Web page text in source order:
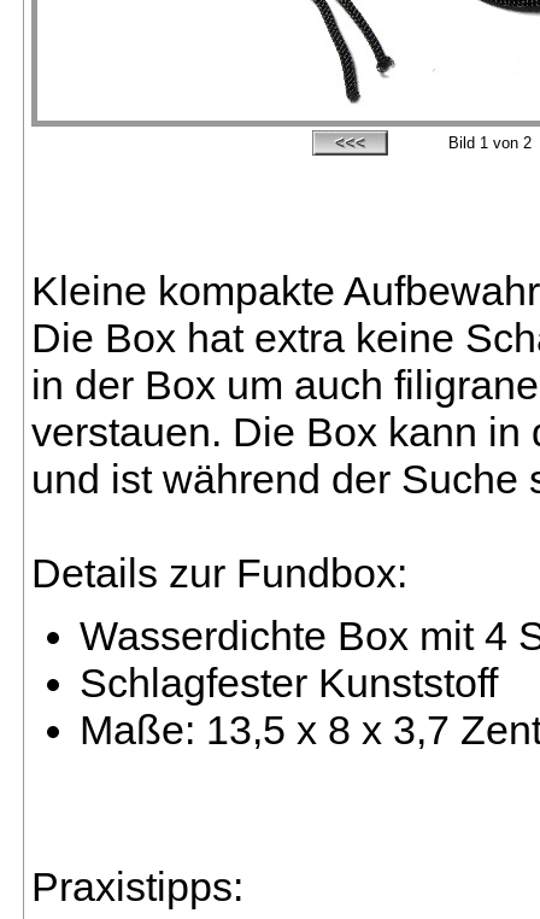
Bild 1von 2
Kleine kompakte
Die Box hat extra keine
in der Box um auch
verstauen. Die Box kann
und ist während der Suche
Details zur Fundbox:
Wasserdichte Box mit 4
Schlagfester Kunststoff
Maße: 13,5 x 8 x 3,7
Praxistipps: